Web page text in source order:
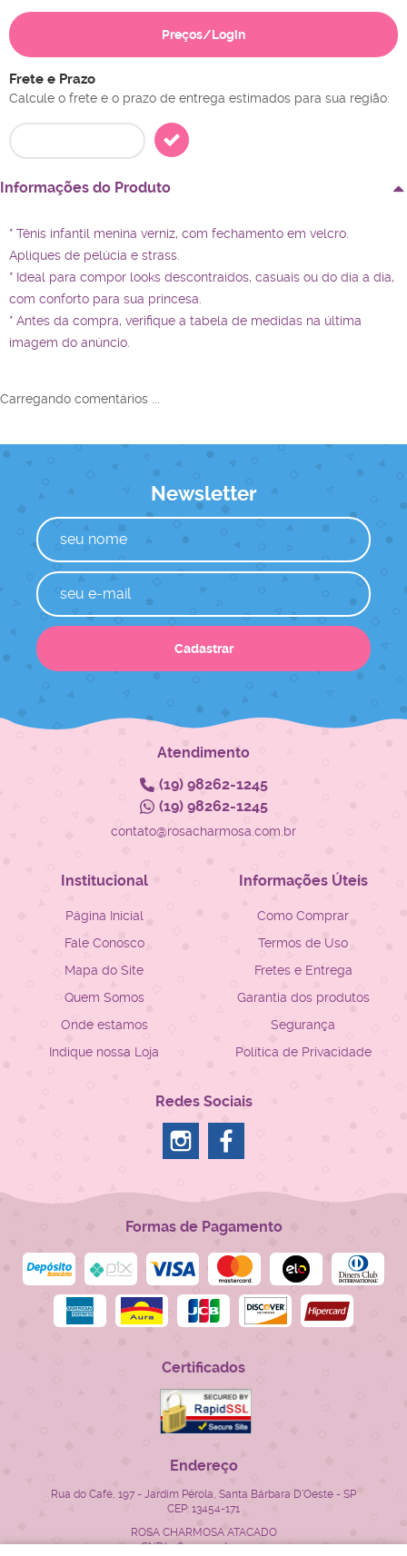
Preços/Login
Frete e Prazo
Calcule o frete e o prazo de entrega estimados para sua região:
Informações do Produto
* Tênis infantil menina verniz, com fechamento em velcro.
Apliques de pelúcia e strass.
* Ideal para compor looks descontraídos, casuais ou do dia a dia,
com conforto para sua princesa.
* Antes da compra, verifique a tabela de medidas na última
imagem do anúncio.
Carregando comentários ...
Newsletter
Cadastrar
Atendimento
(19)98262-1245
(19)98262-1245
contato@rosacharmosa.com.br
Institucional
Página Inicial
Fale Conosco
Mapa do Site
Quem Somos
Onde estamos
Indique nossa Loja
Informações Úteis
Como Comprar
Termos de Uso
Fretes e Entrega
Garantia dos produtos
Segurança
Política de Privacidade
Redes Sociais
Formas de Pagamento
Certificados
Endereço
Rua do Café, 197 - Jardim Pérola, Santa Bárbara D'Oeste - SP
CEP: 13454-171
ROSA CHARMOSA ATACADO
CNPJ: 28.522.715/0001-23